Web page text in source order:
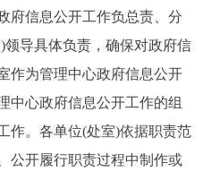
北京 视频北京
어 日本語
府信息公开工作负总责、分
导具体负责，确保对政府信
作为管理中心政府信息公开
中心政府信息公开工作的组
作。各单位(处室)依据职责范
公开履行职责过程中制作或